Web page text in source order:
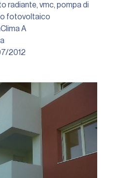
radiante, vmc, pompa di
fotovoltaico
A
2012︎